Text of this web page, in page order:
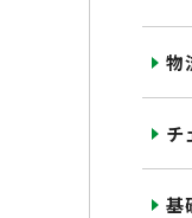
物
チ
基